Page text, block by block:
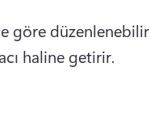
göre düzenlenebilir
haline getirir.